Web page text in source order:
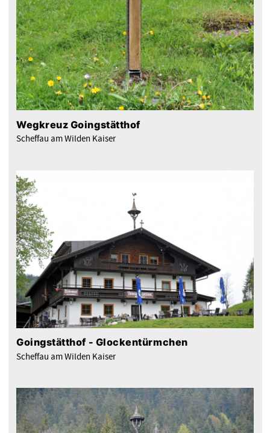
Wegkreuz Goingstätthof
Scheffau am Wilden Kaiser
Goingstätthof - Glockentürmchen
Scheffau am Wilden Kaiser